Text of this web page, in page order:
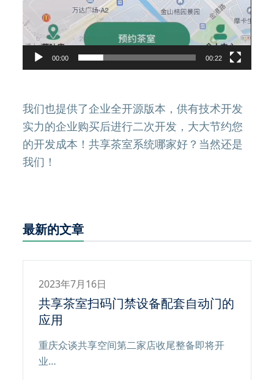
00:00 00:22
我们也提供了企业全开源版本，供有技术开发
实力的企业购买后进行二次开发，大大节约您
的开发成本！共享茶室系统哪家好？当然还是
我们！
最新的文章
2023年7月16日
共享茶室扫码门禁设备配套自动门的
应用
重庆众谈共享空间第二家店收尾整备即将开
业…